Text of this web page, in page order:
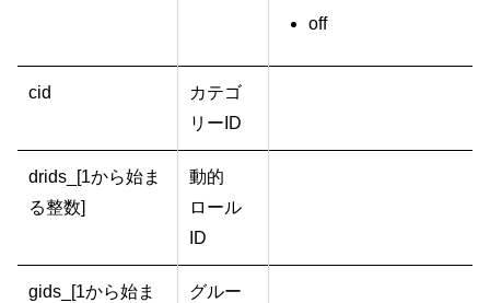
off
cid
カテゴ
リーID
drids_[1から始ま
る整数]
動的
ロール
ID
gids_[1から始ま
グルー